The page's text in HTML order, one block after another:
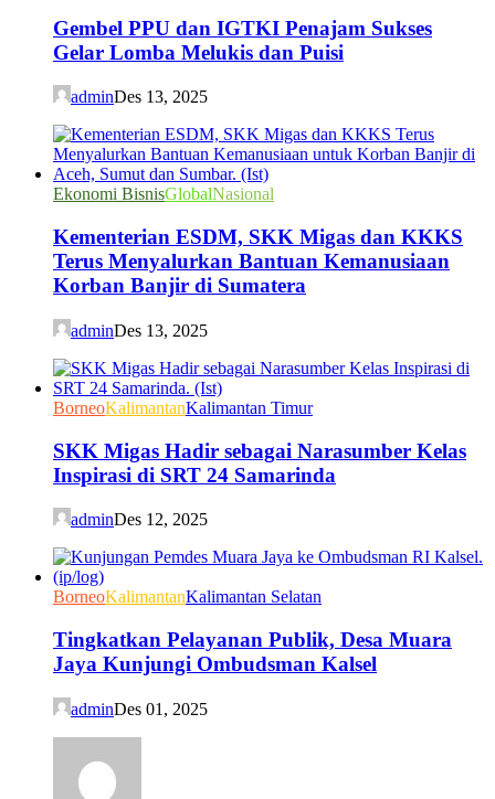
Gembel PPU dan IGTKI Penajam Sukses
Gelar Lomba Melukis dan Puisi
adminDes 13, 2025
Ekonomi BisnisGlobalNasional
Kementerian ESDM, SKK Migas dan KKKS
Terus Menyalurkan Bantuan Kemanusiaan
Korban Banjir di Sumatera
adminDes 13, 2025
BorneoKalimantanKalimantan Timur
SKK Migas Hadir sebagai Narasumber Kelas
Inspirasi di SRT 24 Samarinda
adminDes 12, 2025
BorneoKalimantanKalimantan Selatan
Tingkatkan Pelayanan Publik, Desa Muara
Jaya Kunjungi Ombudsman Kalsel
adminDes 01, 2025